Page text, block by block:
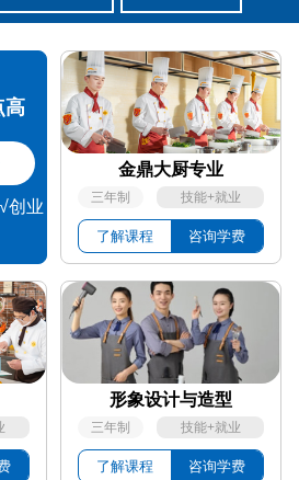
高
创业
金鼎大厨专业
三年制 技能+就业
了解课程 咨询学费
形象设计与造型
三年制 技能+就业
了解课程 咨询学费